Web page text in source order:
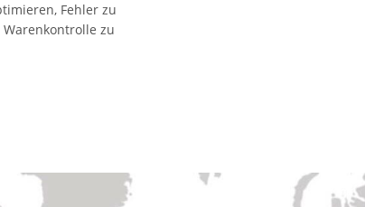
Fehler zu
zu